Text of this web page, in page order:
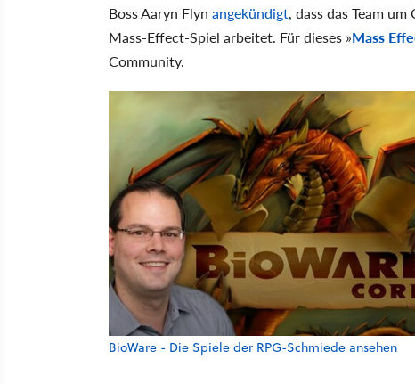
Boss Aaryn Flyn angekündigt, dass das Team
Mass-Effect-Spiel arbeitet. Für dieses »Mass
Community.
BioWare - Die Spiele der RPG-Schmiede ansehen